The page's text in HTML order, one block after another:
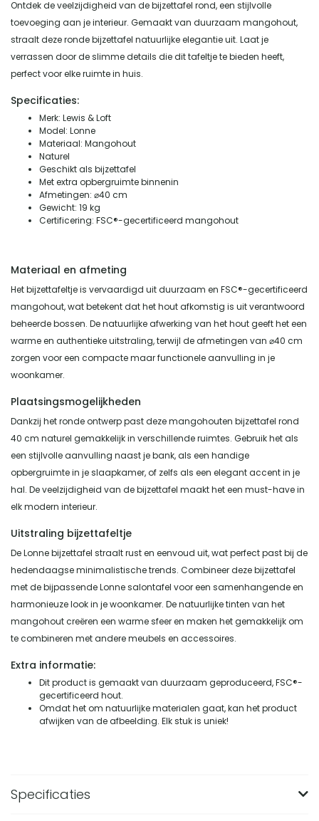
Ontdek de veelzijdigheid van de bijzettafel rond, een stijlvolle
toevoeging aan je interieur. Gemaakt van duurzaam mangohout,
straalt deze ronde bijzettafel natuurlijke elegantie uit. Laat je
verrassen door de slimme details die dit tafeltje te bieden heeft,
perfect voor elke ruimte in huis.
Specificaties:
Merk: Lewis & Loft
Model: Lonne
Materiaal: Mangohout
Naturel
Geschikt als bijzettafel
Met extra opbergruimte binnenin
Afmetingen: ⌀40 cm
Gewicht: 19 kg
Certificering: FSC®-gecertificeerd mangohout
Materiaal en afmeting
Het bijzettafeltje is vervaardigd uit duurzaam en FSC®-gecertificeerd
mangohout, wat betekent dat het hout afkomstig is uit verantwoord
beheerde bossen. De natuurlijke afwerking van het hout geeft het een
warme en authentieke uitstraling, terwijl de afmetingen van ⌀40 cm
zorgen voor een compacte maar functionele aanvulling in je
woonkamer.
Plaatsingsmogelijkheden
Dankzij het ronde ontwerp past deze mangohouten bijzettafel rond
40 cm naturel gemakkelijk in verschillende ruimtes. Gebruik het als
een stijlvolle aanvulling naast je bank, als een handige
opbergruimte in je slaapkamer, of zelfs als een elegant accent in je
hal. De veelzijdigheid van de bijzettafel maakt het een must-have in
elk modern interieur.
Uitstraling bijzettafeltje
De Lonne bijzettafel straalt rust en eenvoud uit, wat perfect past bij de
hedendaagse minimalistische trends. Combineer deze bijzettafel
met de bijpassende Lonne salontafel voor een samenhangende en
harmonieuze look in je woonkamer. De natuurlijke tinten van het
mangohout creëren een warme sfeer en maken het gemakkelijk om
te combineren met andere meubels en accessoires.
Extra informatie:
Dit product is gemaakt van duurzaam geproduceerd, FSC®-
gecertificeerd hout.
Omdat het om natuurlijke materialen gaat, kan het product
afwijken van de afbeelding. Elk stuk is uniek!
Specificaties